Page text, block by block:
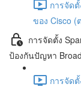
การจัด
ของ Cisco (
การจัดตั้ง
ป้องกันปัญหา
การจัด